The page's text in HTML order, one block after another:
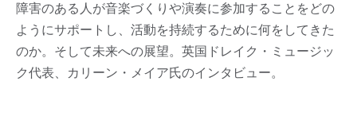
障害のある人が音楽づくりや演奏に参加することをどの
ようにサポートし、活動を持続するために何をしてきた
のか。そして未来への展望。英国ドレイク・ミュージッ
ク代表、カリーン・メイア氏のインタビュー。